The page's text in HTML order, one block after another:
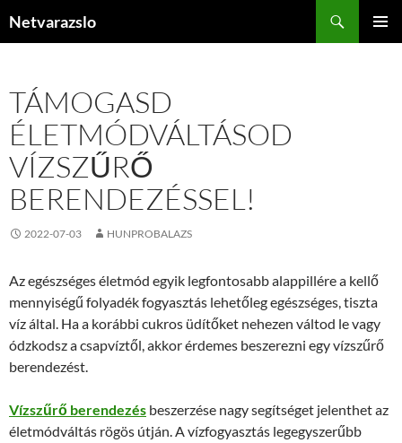
Netvarazslo
TÁMOGASD
ÉLETMÓDVÁLTÁSOD
VÍZSZŰRŐ
BERENDEZÉSSEL!
2022-07-03 HUNPROBALAZS
Az egészséges életmód egyik legfontosabb alappillére a kellő
mennyiségű folyadék fogyasztás lehetőleg egészséges, tiszta
víz által. Ha a korábbi cukros üdítőket nehezen váltod le vagy
ódzkodsz a csapvíztől, akkor érdemes beszerezni egy vízszűrő
berendezést.
Vízszűrő berendezés beszerzése nagy segítséget jelenthet az
életmódváltás rögös útján. A vízfogyasztás legegyszerűbb